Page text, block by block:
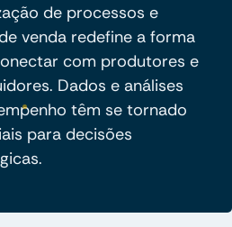
de processos e
venda redefine a forma
com produtores e
Dados e análises
têm se tornado
para decisões